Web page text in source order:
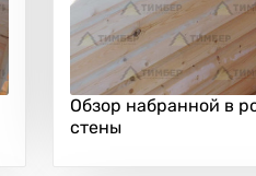
Обзор набранной в
стены